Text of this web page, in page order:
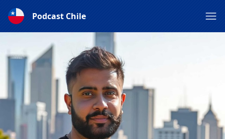
Podcast Chile